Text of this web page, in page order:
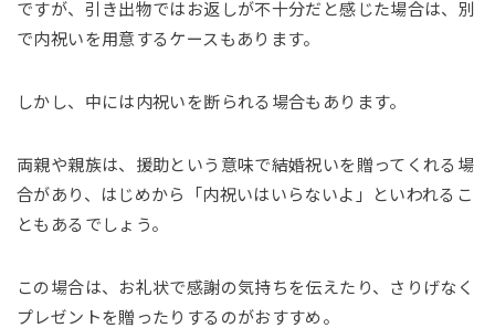
ですが、引き出物ではお返しが不十分だと感じた場合は、別
で内祝いを用意するケースもあります。
しかし、中には内祝いを断られる場合もあります。
両親や親族は、援助という意味で結婚祝いを贈ってくれる場
合があり、はじめから「内祝いはいらないよ」といわれるこ
ともあるでしょう。
この場合は、お礼状で感謝の気持ちを伝えたり、さりげなく
プレゼントを贈ったりするのがおすすめ。